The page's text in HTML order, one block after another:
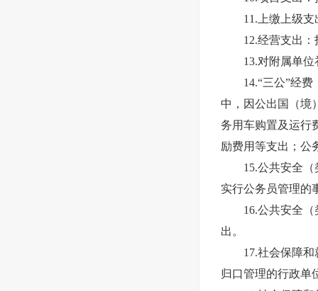
11.上缴上级支出
12.经营支出：指
13.对附属单位补
14.“三公”经费
中，因公出国（境
务用车购置及运行
励费用等支出；公
15.公共安全（类
实行公务员管理的
16.公共安全（类
出。
17.社会保障和就
归口管理的行政单